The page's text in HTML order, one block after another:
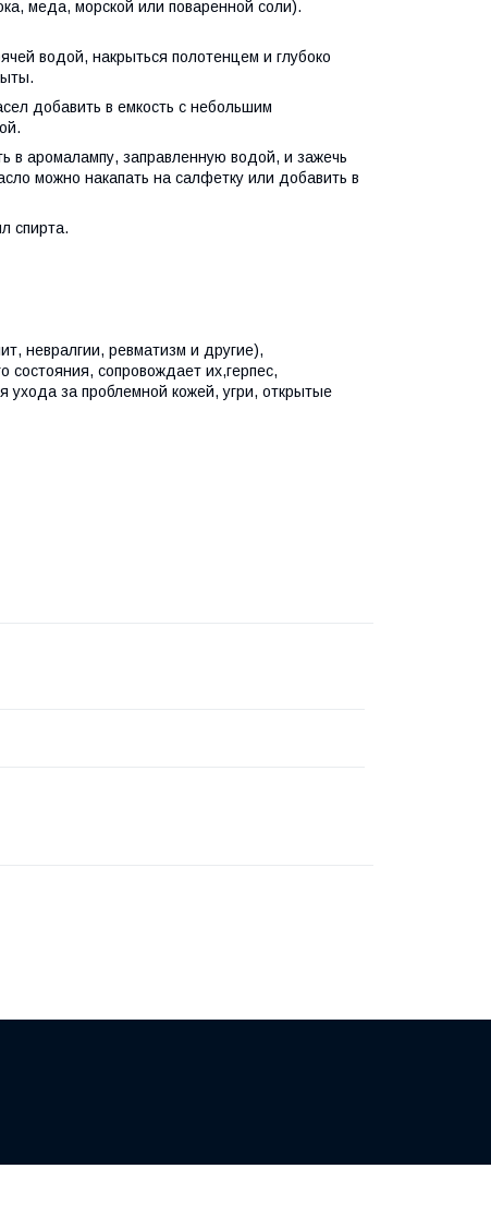
меда, морской или поваренной соли).
водой, накрыться полотенцем и глубоко
добавить в емкость с небольшим
в аромалампу, заправленную водой, и зажечь
можно накапать на салфетку или добавить в
спирта.
невралгии, ревматизм и другие),
сопровождает их,герпес,
за проблемной кожей, угри, открытые